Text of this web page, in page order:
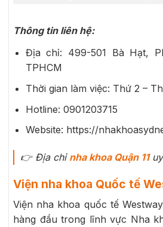
Thông tin liên hệ:
Địa chỉ: 499-501 Bà Hạt,
TPHCM
Thời gian làm việc: Thứ 2 –
Hotline: 0901203715
Website: https://
👉 Địa chỉ nha khoa Quận 11uy
Viện nha khoa Quốc tế
Viện nha khoa quốc tế
hàng đầu trong lĩnh vực Nha